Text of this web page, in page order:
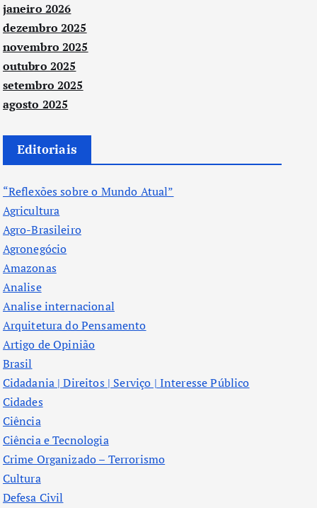
janeiro 2026
dezembro 2025
novembro 2025
outubro 2025
setembro 2025
agosto 2025
Editoriais
“Reflexões sobre o Mundo Atual”
Agricultura
Agro-Brasileiro
Agronegócio
Amazonas
Analise
Analise internacional
Arquitetura do Pensamento
Artigo de Opinião
Brasil
Cidadania | Direitos | Serviço | Interesse Público
Cidades
Ciência
Ciência e Tecnologia
Crime Organizado – Terrorismo
Cultura
Defesa Civil